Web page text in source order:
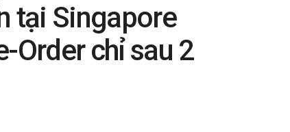
tại Singapore
Order chỉ sau 2